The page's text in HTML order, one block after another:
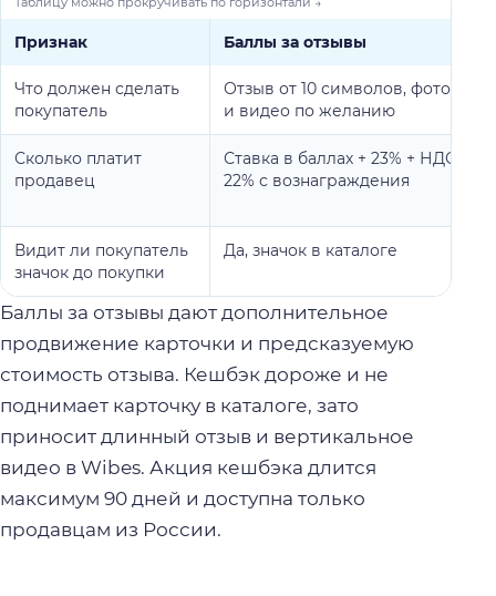
Признак Баллы за отзывы
Что должен сделать
покупатель
Отзыв от 10 символов, фото
и видео по желанию
Сколько платит
продавец
Ставка в баллах + 23% + НДС
22% с вознаграждения
Видит ли покупатель
значок до покупки
Да, значок в каталоге
Баллы за отзывы дают дополнительное
продвижение карточки и предсказуемую
стоимость отзыва. Кешбэк дороже и не
поднимает карточку в каталоге, зато
приносит длинный отзыв и вертикальное
видео в Wibes. Акция кешбэка длится
максимум 90 дней и доступна только
продавцам из России.